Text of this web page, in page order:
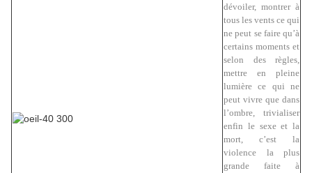
dévoiler, montrer à
tous les vents ce qui
ne peut se faire qu’à
certains moments et
selon des règles,
mettre en pleine
lumière ce qui ne
peut vivre que dans
l’ombre, trivialiser
enfin le sexe et la
mort, c’est la
violence la plus
grande faite à